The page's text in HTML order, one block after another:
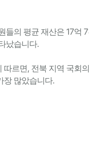
들의 평균 재산은 17억
났습니다.
르면, 전북 지역 국회
장 많았습니다.